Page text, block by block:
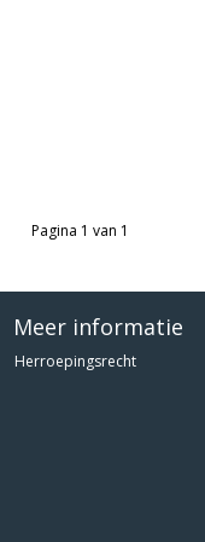
Pagina 1 van 1
Meer informatie
Herroepingsrecht